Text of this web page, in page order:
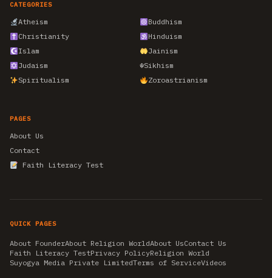
CATEGORIES
Atheism
Buddhism
Christianity
Hinduism
Islam
Jainism
Judaism
☬Sikhism
Spiritualism
Zoroastrianism
PAGES
About Us
Contact
Faith Literacy Test
QUICK PAGES
About FounderAbout Religion WorldAbout UsContact Us
Faith Literacy TestPrivacy PolicyReligion World
Suyogya Media Private LimitedTerms of ServiceVideos